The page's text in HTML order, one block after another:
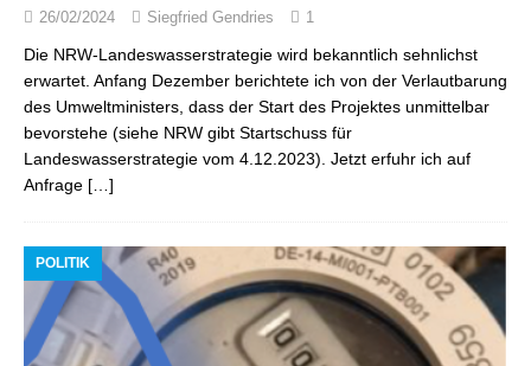
26/02/2024 Siegfried Gendries 1
Die NRW-Landeswasserstrategie wird bekanntlich sehnlichst
erwartet. Anfang Dezember berichtete ich von der Verlautbarung
des Umweltministers, dass der Start des Projektes unmittelbar
bevorstehe (siehe NRW gibt Startschuss für
Landeswasserstrategie vom 4.12.2023). Jetzt erfuhr ich auf
Anfrage […]
POLITIK